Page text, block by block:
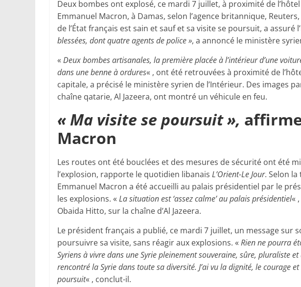
Deux bombes ont explosé, ce mardi 7 juillet, à proximité de
Emmanuel Macron, à Damas, selon l’agence britannique, Reuters,
de l’État français est sain et sauf et sa visite se poursuit, a assuré
blessées, dont quatre agents de police », a annoncé le ministère
« Deux bombes artisanales, la première placée à l’intérieur d’une
dans une benne à ordures« , ont été retrouvées à proximité de
capitale, a précisé le ministère syrien de l’Intérieur. Des images
chaîne qatarie, Al Jazeera, ont montré un véhicule en feu.
« Ma visite se poursuit »,
Macron
Les routes ont été bouclées et des mesures de sécurité ont été
l’explosion, rapporte le quotidien libanais L’Orient-Le Jour. Selon la
Emmanuel Macron a été accueilli au palais présidentiel par le
les explosions. « La situation est ‘assez calme’ au palais présidentiel«
Obaida Hitto, sur la chaîne d’Al Jazeera.
Le président français a publié, ce mardi 7 juillet, un message sur
poursuivre sa visite, sans réagir aux explosions. « Rien ne pourra
Syriens à vivre dans une Syrie pleinement souveraine, sûre, pluraliste et
rencontré la Syrie dans toute sa diversité. J’ai vu la dignité, le courage
poursuit« , conclut-il.